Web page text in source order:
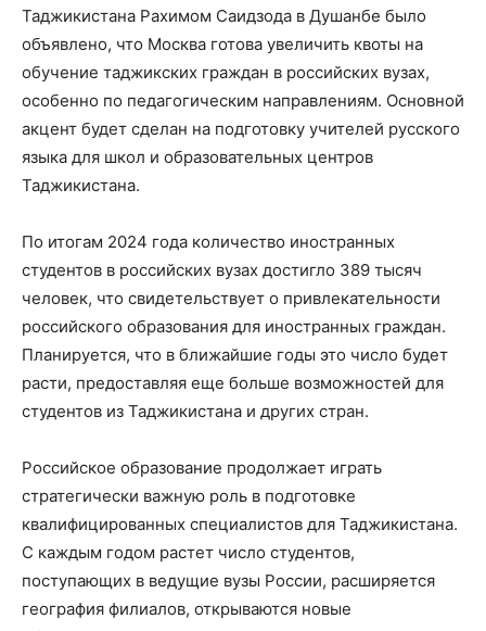
Таджикистана Рахимом Саидзода в Душанбе было
объявлено, что Москва готова увеличить квоты на
обучение таджикских граждан в российских вузах,
особенно по педагогическим направлениям. Основной
акцент будет сделан на подготовку учителей русского
языка для школ и образовательных центров
Таджикистана.
По итогам 2024 года количество иностранных
студентов в российских вузах достигло 389 тысяч
человек, что свидетельствует о привлекательности
российского образования для иностранных граждан.
Планируется, что в ближайшие годы это число будет
расти, предоставляя еще больше возможностей для
студентов из Таджикистана и других стран.​
Российское образование продолжает играть
стратегически важную роль в подготовке
квалифицированных специалистов для Таджикистана.
С каждым годом растет число студентов,
поступающих в ведущие вузы России, расширяется
география филиалов, открываются новые